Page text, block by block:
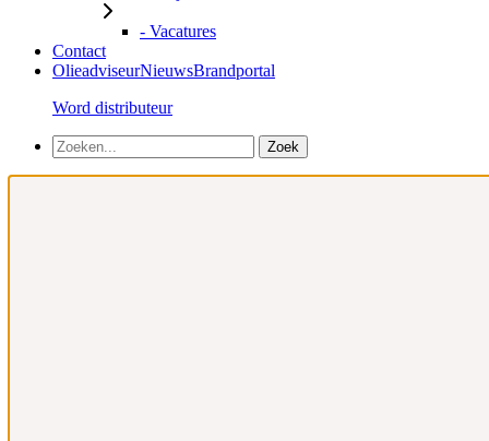
- Vacatures
Contact
OlieadviseurNieuwsBrandportal
Word distributeur